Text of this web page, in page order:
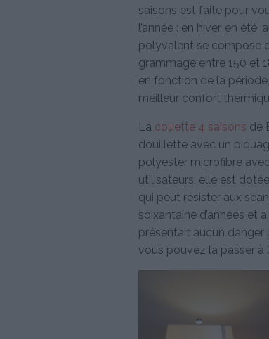
saisons est faite pour
l’année : en hiver, en
polyvalent se compose
grammage entre 150 et
en fonction de la
meilleur confort
La couette 4 saisons de
douillette avec un
polyester microfibre
utilisateurs, elle est
qui peut résister aux
soixantaine d’années et
présentait aucun danger
vous pouvez la passer à